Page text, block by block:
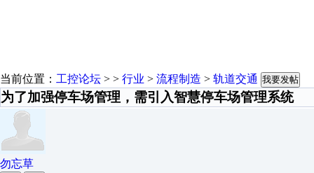
当前位置： 工控论坛 > > 行业 > 流程制造 > 轨道交通 我要发帖
为了加强停车场管理，需引入智慧停车场管理系统
勿忘草